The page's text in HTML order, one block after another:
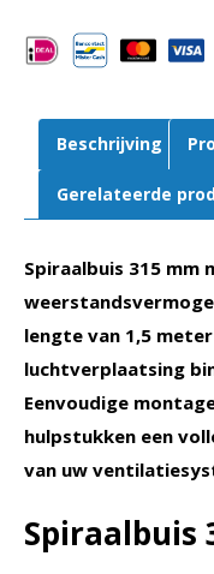
aantal
Beschrijving
Gerelateerde
Spiraalbuis 315 mm
lengte van 1,5
luchtverplaatsing
Eenvoudige
hulpstukken een
van uw
Spiraalbuis